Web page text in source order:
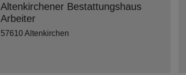
Altenkirchener Bestattungshaus
Arbeiter
57610 Altenkirchen